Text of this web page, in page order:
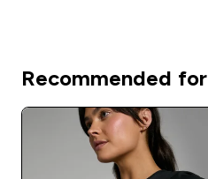
Recommended